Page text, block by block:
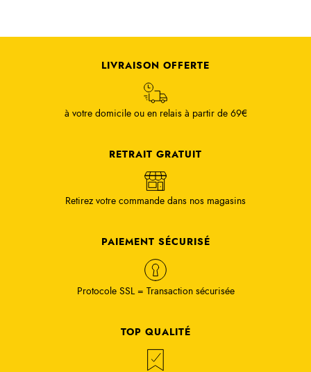
LIVRAISON OFFERTE
à votre domicile ou en relais à partir de 69€
RETRAIT GRATUIT
Retirez votre commande dans nos magasins
PAIEMENT SÉCURISÉ
Protocole SSL = Transaction sécurisée
TOP QUALITÉ